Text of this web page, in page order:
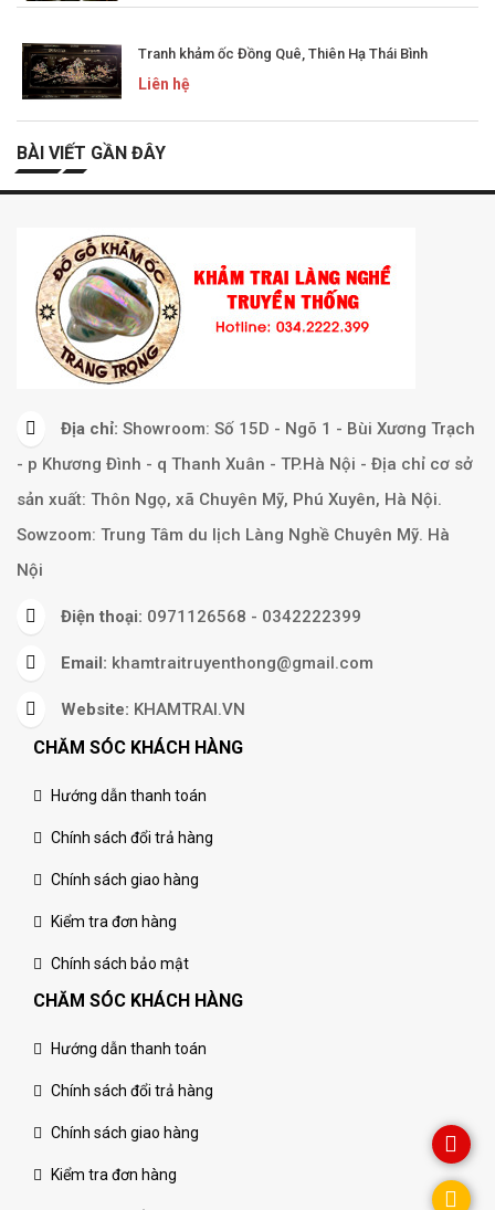
Tranh khảm ốc Đồng Quê, Thiên Hạ Thái Bình
Liên hệ
BÀI VIẾT GẦN ĐÂY
Địa chỉ: Showroom: Số 15D - Ngõ 1 - Bùi Xương Trạch
- p Khương Đình - q Thanh Xuân - TP.Hà Nội - Địa chỉ cơ sở
sản xuất: Thôn Ngọ, xã Chuyên Mỹ, Phú Xuyên, Hà Nội.
Sowzoom: Trung Tâm du lịch Làng Nghề Chuyên Mỹ. Hà
Nội
Điện thoại: 0971126568 - 0342222399
Email: khamtraitruyenthong@gmail.com
Website: KHAMTRAI.VN
CHĂM SÓC KHÁCH HÀNG
Hướng dẫn thanh toán
Chính sách đổi trả hàng
Chính sách giao hàng
Kiểm tra đơn hàng
Chính sách bảo mật
CHĂM SÓC KHÁCH HÀNG
Hướng dẫn thanh toán
Chính sách đổi trả hàng
Chính sách giao hàng
Kiểm tra đơn hàng